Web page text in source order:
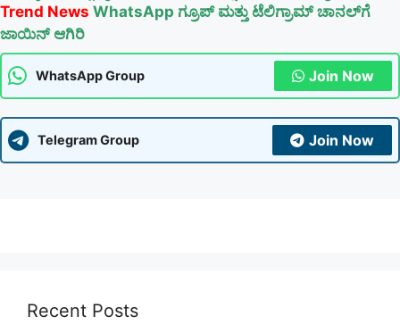
Trend News WhatsApp ಗ್ರೂಪ್ ಮತ್ತು ಟೆಲಿಗ್ರಾಮ್ ಚಾನಲ್‌ಗೆ
ಜಾಯಿನ್ ಆಗಿರಿ
WhatsApp Group Join Now
Telegram Group Join Now
Recent Posts